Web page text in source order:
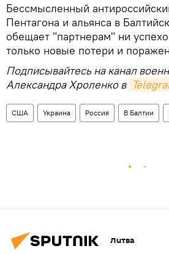
Бессмысленный
Пентагона и альянса в
обещает "партнерам" ни
только новые потери и
Подписывайтесь на канал
Александра Хроленко в
США Украина Россия В Балтии
Литва